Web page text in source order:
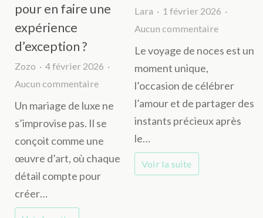
pour en faire une
expérience
d’exception ?
Zozo
4 février 2026
Aucun commentairesur
Comment
orchestrer
Un mariage de luxe ne
s’improvise pas. Il se
conçoit comme une
œuvre d’art, où chaque
détail compte pour
créer…
Lara
1 février 2026
Aucun commentairesur
Idées
noces
Le voyage de noces est un
moment unique,
l’occasion de célébrer
l’amour et de partager des
instants précieux après
le…
Voir la suite